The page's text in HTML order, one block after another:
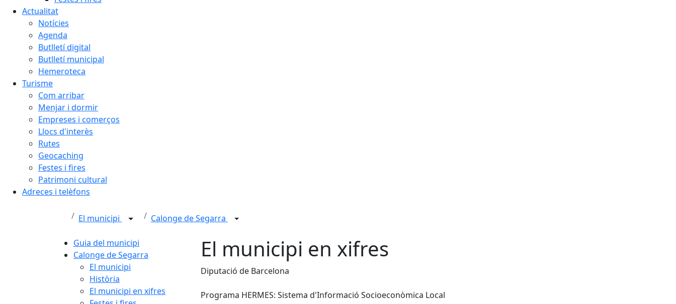
Actualitat
Notícies
Agenda
Butlletí digital
Butlletí municipal
Hemeroteca
Turisme
Com arribar
Menjar i dormir
Empreses i comerços
Llocs d'interès
Rutes
Geocaching
Festes i fires
Patrimoni cultural
Adreces i telèfons
El municipi Calonge de Segarra
Guia del municipi
Calonge de Segarra
El municipi
Història
El municipi en xifres
El municipi en xifres
Diputació de Barcelona
Programa HERMES: Sistema d'Informació Socioeconòmica Local